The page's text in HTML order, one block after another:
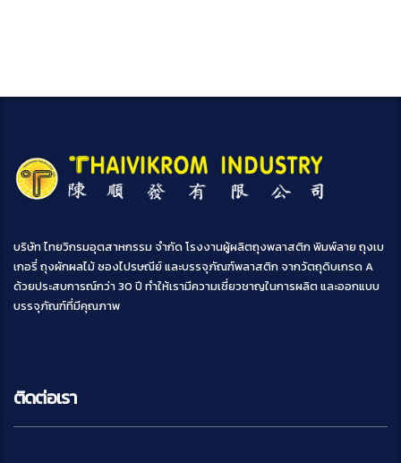
บริษัท ไทยวิกรมอุตสาหกรรม จำกัด โรงงานผู้ผลิตถุงพลาสติก พิมพ์ลาย ถุงเบ
เกอรี่ ถุงผักผลไม้ ซองไปรษณีย์ และบรรจุภัณฑ์พลาสติก จากวัตถุดิบเกรด A
ด้วยประสบการณ์กว่า 30 ปี ทำให้เรามีความเชี่ยวชาญในการผลิต และออกแบบ
บรรจุภัณฑ์ที่มีคุณภาพ
ติดต่อเรา